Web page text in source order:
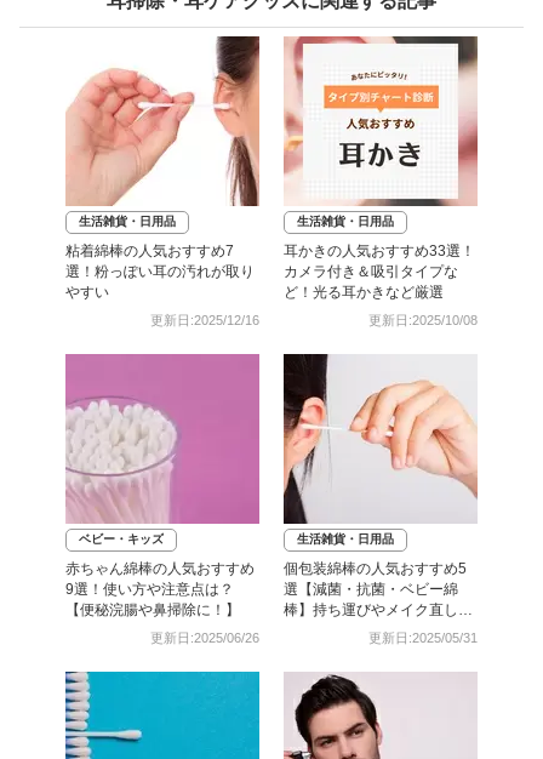
生活雑貨・日用品
粘着綿棒の人気おすすめ7
選！粉っぽい耳の汚れが取り
やすい
更新日:2025/12/16
生活雑貨・日用品
耳かきの人気おすすめ33選！
カメラ付き＆吸引タイプな
ど！光る耳かきなど厳選
更新日:2025/10/08
ベビー・キッズ
赤ちゃん綿棒の人気おすすめ
9選！使い方や注意点は？
【便秘浣腸や鼻掃除に！】
更新日:2025/06/26
生活雑貨・日用品
個包装綿棒の人気おすすめ5
選【減菌・抗菌・ベビー綿
棒】持ち運びやメイク直し
更新日:2025/05/31